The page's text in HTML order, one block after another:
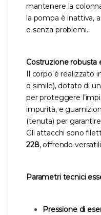
mantenere la
la pompa è inattiva,
e senza problemi.
Costruzione robusta
Il corpo è realizzato
o simile), dotato di
per proteggere
impurità, e
(tenuta) per
Gli attacchi sono
228, offrendo
Parametri tecnici
Pressione di